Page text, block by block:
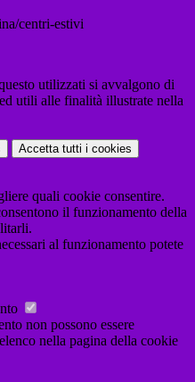
centri-estivi
utilizzati si avvalgono di
utili alle finalità illustrate nella
Accetta tutti i cookies
quali cookie consentire.
il funzionamento della
al funzionamento potete
non possono essere
nella pagina della cookie